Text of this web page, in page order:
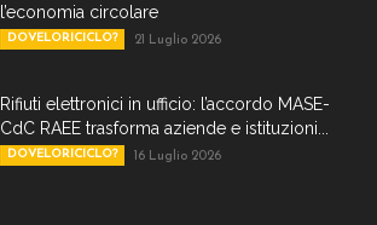
l’economia circolare
DOVELORICICLO? 21 Luglio 2026
Rifiuti elettronici in ufficio: l’accordo MASE-
CdC RAEE trasforma aziende e istituzioni...
DOVELORICICLO? 16 Luglio 2026